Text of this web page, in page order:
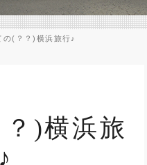
の(？？)横浜旅行♪
)横浜旅